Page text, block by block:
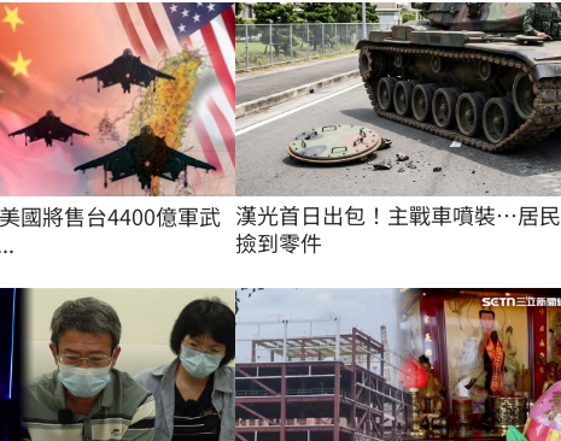
國將售台4400億軍武 漢光首日出包！主戰車噴裝…居民
撿到零件